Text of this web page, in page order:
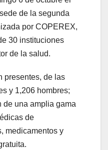
de la segunda
por COPEREX,
30 instituciones
de la salud.
presentes, de las
y 1,206 hombres;
de una amplia gama
de
medicamentos y